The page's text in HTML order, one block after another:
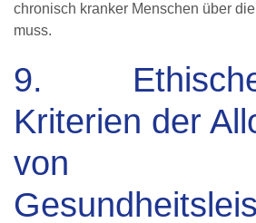
chronisch kranker Menschen über
muss.
9.
Kriterien der
von